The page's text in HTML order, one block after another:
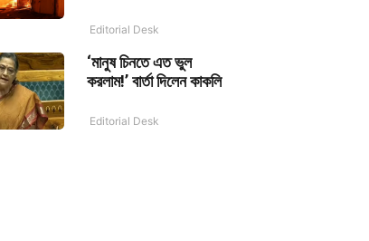
Editorial Desk
‘মানুষ চিনতে এত ভুল
করলাম!’ বার্তা দিলেন কাকলি
Editorial Desk